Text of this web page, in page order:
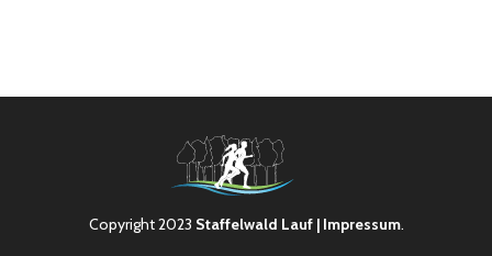
Copyright 2023 Staffelwald Lauf| Impressum.